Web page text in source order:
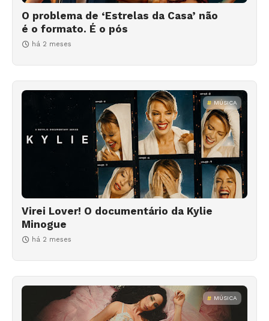
O problema de ‘Estrelas da Casa’ não
é o formato. É o pós
há 2 meses
MÚSICA
Virei Lover! O documentário da Kylie
Minogue
há 2 meses
MÚSICA